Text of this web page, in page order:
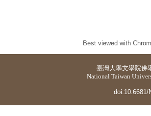
Best viewed with
臺灣大學文學院佛
National Taiwan
doi:10.6681/